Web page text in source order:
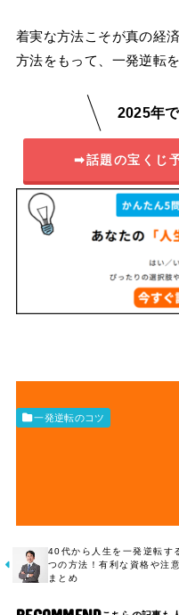
着実な方法こそが真の経
方法をもって、一発逆転
2025年
➡話題の宝くじ
一発逆転のコツ
40代から人生を一発逆転す
つの方法！有利な資格や注
まとめ